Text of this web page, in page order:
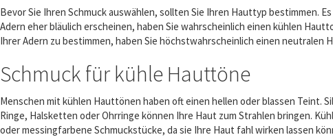
Bevor Sie Ihren Schmuck auswählen, sollten Sie Ihren Hauttyp bestimmen.
Adern eher bläulich erscheinen, haben Sie wahrscheinlich einen kühlen
Ihrer Adern zu bestimmen, haben Sie höchstwahrscheinlich einen neutralen
Schmuck für kühle Hauttöne
Menschen mit kühlen Hauttönen haben oft einen hellen oder blassen
Ringe, Halsketten oder Ohrringe können Ihre Haut zum Strahlen bringen.
oder messingfarbene Schmuckstücke, da sie Ihre Haut fahl wirken lassen